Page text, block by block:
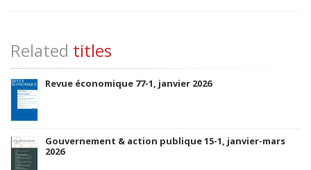
Related titles
Revue économique 77-1, janvier 2026
Gouvernement & action publique 15-1, janvier-mars
2026